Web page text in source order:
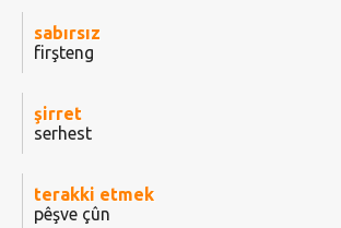
sabırsız
firşteng
şirret
serhest
terakki etmek
pêşve çûn